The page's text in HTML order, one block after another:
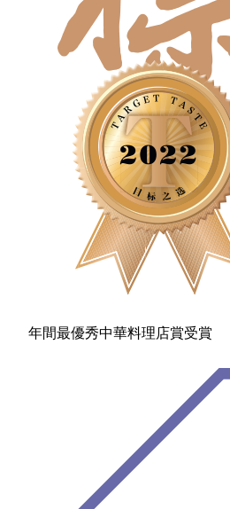
年間最優秀中華料理店賞受賞